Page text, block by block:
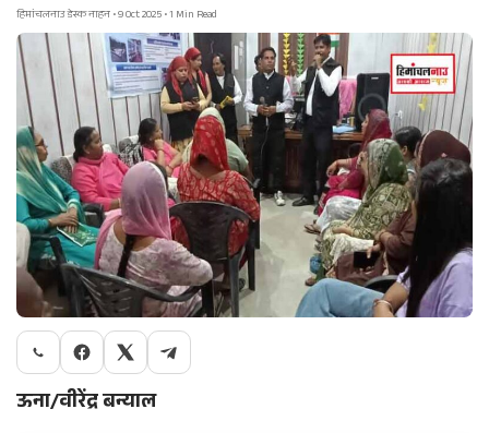
हिमांचलनाउ डेस्क नाहन • 9 Oct 2025 • 1 Min Read
ऊना/वीरेंद्र बन्याल